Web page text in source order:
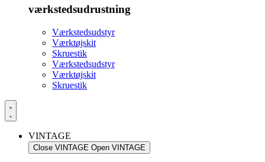
værkstedsudrustning
Værkstedsudstyr
Værktøjskit
Skruestik
Værkstedsudstyr
Værktøjskit
Skruestik
VINTAGE
Close VINTAGE Open VINTAGE